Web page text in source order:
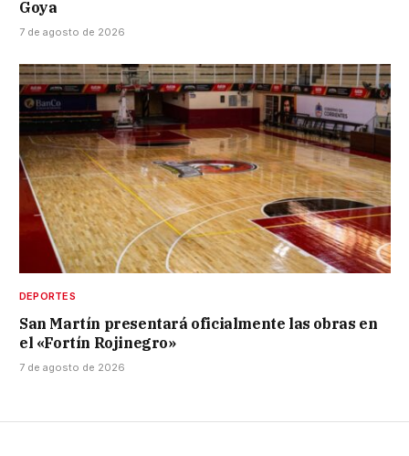
Goya
7 de agosto de 2026
DEPORTES
San Martín presentará oficialmente las obras en
el «Fortín Rojinegro»
7 de agosto de 2026